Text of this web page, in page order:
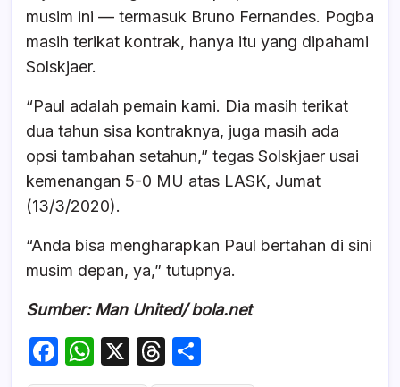
musim ini — termasuk Bruno Fernandes. Pogba
masih terikat kontrak, hanya itu yang dipahami
Solskjaer.
“Paul adalah pemain kami. Dia masih terikat
dua tahun sisa kontraknya, juga masih ada
opsi tambahan setahun,” tegas Solskjaer usai
kemenangan 5-0 MU atas LASK, Jumat
(13/3/2020).
“Anda bisa mengharapkan Paul bertahan di sini
musim depan, ya,” tutupnya.
Sumber: Man United/ bola.net
F
a
W
h
X
T
hr h